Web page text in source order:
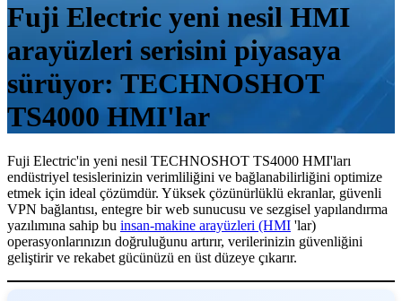
Fuji Electric yeni nesil HMI
arayüzleri serisini piyasaya
sürüyor: TECHNOSHOT
TS4000 HMI'lar
Fuji Electric'in yeni nesil TECHNOSHOT TS4000 HMI'ları
endüstriyel tesislerinizin verimliliğini ve bağlanabilirliğini optimize
etmek için ideal çözümdür. Yüksek çözünürlüklü ekranlar, güvenli
VPN bağlantısı, entegre bir web sunucusu ve sezgisel yapılandırma
yazılımına sahip bu insan-makine arayüzleri (HMI 'lar)
operasyonlarınızın doğruluğunu artırır, verilerinizin güvenliğini
geliştirir ve rekabet gücünüzü en üst düzeye çıkarır.